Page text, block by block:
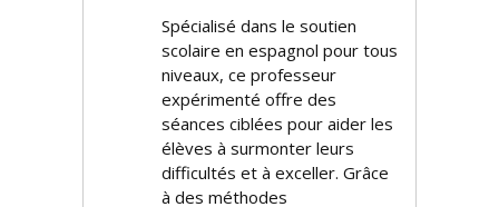
Spécialisé dans le soutien
scolaire en espagnol pour tous
niveaux, ce professeur
expérimenté offre des
séances ciblées pour aider les
élèves à surmonter leurs
difficultés et à exceller. Grâce
à des méthodes